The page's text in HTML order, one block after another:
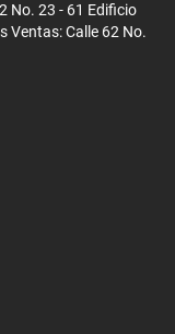
No. 23 - 61 Edificio
Ventas: Calle 62 No.